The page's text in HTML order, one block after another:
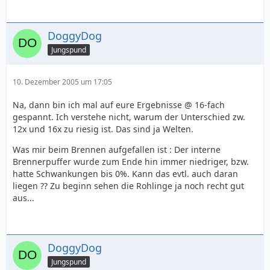
DoggyDog
Jungspund
10. Dezember 2005 um 17:05
Na, dann bin ich mal auf eure Ergebnisse @ 16-fach
gespannt. Ich verstehe nicht, warum der Unterschied zw.
12x und 16x zu riesig ist. Das sind ja Welten.
Was mir beim Brennen aufgefallen ist : Der interne
Brennerpuffer wurde zum Ende hin immer niedriger, bzw.
hatte Schwankungen bis 0%. Kann das evtl. auch daran
liegen ?? Zu beginn sehen die Rohlinge ja noch recht gut
aus...
DoggyDog
Jungspund